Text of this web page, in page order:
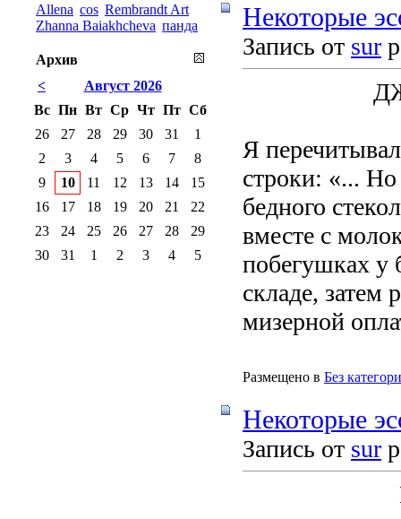
Некоторые
Запись от sur
Я
строки: «...
бедного
вместе с
побегушках у
складе, затем
мизерной
Размещено в Без
Некоторые
Запись от sur
Allena cos Rembrandt Art
Zhanna Baiakhcheva панда
Архив
<
Август 2026
Вс Пн Вт Ср Чт Пт Сб
26
27 28 29 30 31
1
2
3 4 5 6 7
8
9
10 11 12 13 14
15
16
17 18 19 20 21
22
23
24 25 26 27 28
29
30
31 1 2 3 4 5